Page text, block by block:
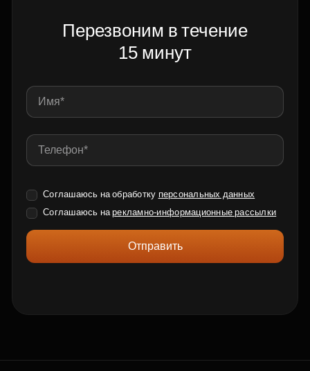
Перезвоним в течение
15 минут
Соглашаюсь на обработку персональных данных
Соглашаюсь нарекламно-информационные рассылки
Отправить